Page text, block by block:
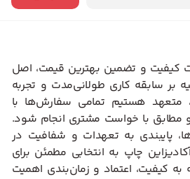
کیفیت و تضمین بهترین قیمت، اصل
بر سابقه کاری طولانی‌مدت و تجربه
متعهد هستیم تمامی سفارش‌ها با
و مطابق با خواست مشتری انجام شود.
پایبندی به تعهدات و شفافیت در
چاپ به انتخابی مطمئن برای
کیفیت، اعتماد و زمان‌بندی اهمیت